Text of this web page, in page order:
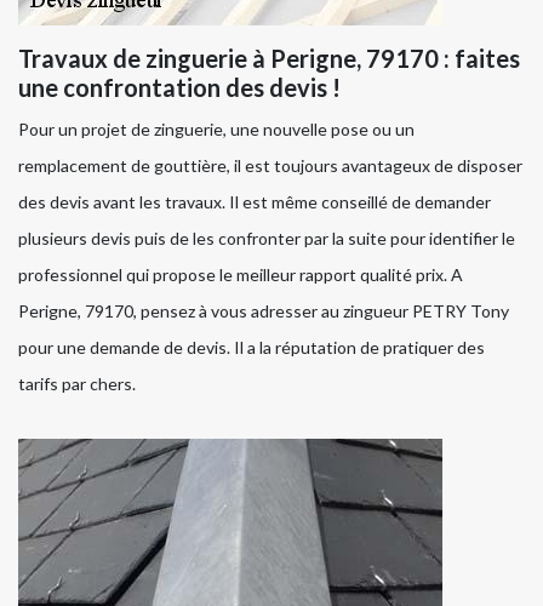
Travaux de zinguerie à Perigne, 79170 : faites
une confrontation des devis !
Pour un projet de zinguerie, une nouvelle pose ou un
remplacement de gouttière, il est toujours avantageux de disposer
des devis avant les travaux. Il est même conseillé de demander
plusieurs devis puis de les confronter par la suite pour identifier le
professionnel qui propose le meilleur rapport qualité prix. A
Perigne, 79170, pensez à vous adresser au zingueur PETRY Tony
pour une demande de devis. Il a la réputation de pratiquer des
tarifs par chers.